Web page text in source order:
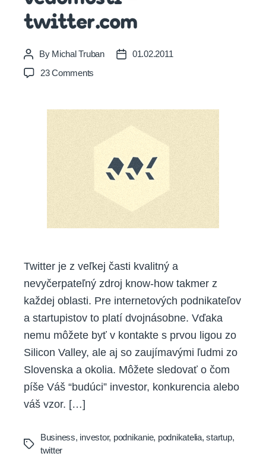
twitter.com
Post
author
By Michal Truban
Post01.02.2011
23 Comments
vedomostí
twitter.com
Twitter je z veľkej časti kvalitný a
nevyčerpateľný zdroj know-how takmer z
každej oblasti. Pre internetových podnikateľov
a startupistov to platí dvojnásobne. Vďaka
nemu môžete byť v kontakte s prvou ligou zo
Silicon Valley, ale aj so zaujímavými ľudmi zo
Slovenska a okolia. Môžete sledovať o čom
píše Váš “budúci” investor, konkurencia alebo
váš vzor. […]
Tags
Business, investor, podnikanie, podnikatelia,startup,
twitter